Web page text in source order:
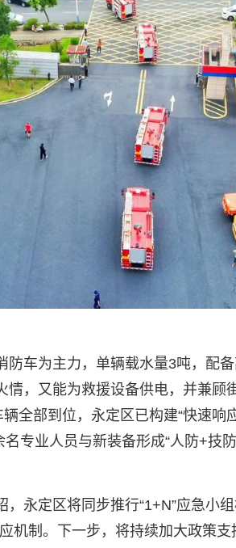
防车为主力，单辆载水量3吨，配
情，又能为救援设备供电，并兼顾
全部到位，永定区已构建“快速响
专业人员与新装备形成“人防+技防
永定区将同步推行“1+N”应急小
机制。下一步，将持续加大政策